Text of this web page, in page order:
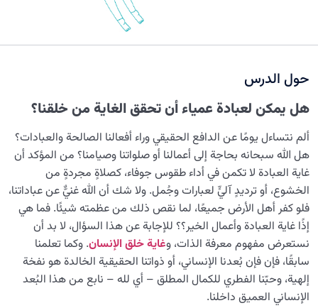
ما المقصود بطهارة الروح ونقائها؟ وكيف يصل القلب إلى هذه
فجوة بين المعرفة العلمية والملكة القلبية | استكشاف أسباب
عدم تحول معارف علمية إلى ملكات قلبية
ضرورة تحويل العلم إلى معرفة؛ لماذا يصبح العلم خطيرًا أحيانًا؟
ملكات نفسانية؛ ماهيتها وكيفية اكتسابها
لماذا نقع في فخ عبادة عمياء؟ وكيف نتحرر منها؟
آثار مذهلة للتلقين؛ تأثير التلقين على الروح
ما هو سرُّ الارتقاء الروحي واكتساب الملکات الإنسانية؟
حول الدرس
هل يمكن لعبادة عمياء أن تحقق الغاية من خلقنا؟
ألم نتساءل يومًا عن الدافع الحقيقي وراء أفعالنا الصالحة والعبادات؟
هل الله سبحانه بحاجة إلى أعمالنا أو صلواتنا وصيامنا؟ من المؤكد أن
غاية العبادة لا تكمن في أداء طقوس جوفاء، كصلاةٍ مجردةٍ من
الخشوع، أو ترديدٍ آليٍّ لعبارات وجُمل. ولا شك أن الله غنيٌّ عن عباداتنا،
فلو كفر أهل الأرض جميعًا، لما نقص ذلك من عظمته شيئًا. فما هي
إذًا غاية العبادة وأعمال الخير؟؟ للإجابة عن هذا السؤال، لا بد أن
نستعرض مفهوم معرفة الذات، وغاية خلق الإنسان. وكما تعلمنا
سابقًا، فإن فإن بُعدنا الإنساني، أو ذواتنا الحقيقية الخالدة هو نفخة
إلهية، وحبّنا الفطري للكمال المطلق – أي لله – نابع من هذا البُعد
الإنساني العميق داخلنا.